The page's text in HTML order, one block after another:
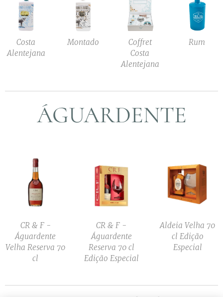
Costa
Alentejana
Montado
Coffret
Costa
Alentejana
Rum
ÁGUARDENTE
CR & F -
Águardente
Velha Reserva 70
cl
CR & F -
Águardente
Reserva 70 cl
Edição Especial
Aldeia Velha 70
cl Edição
Especial